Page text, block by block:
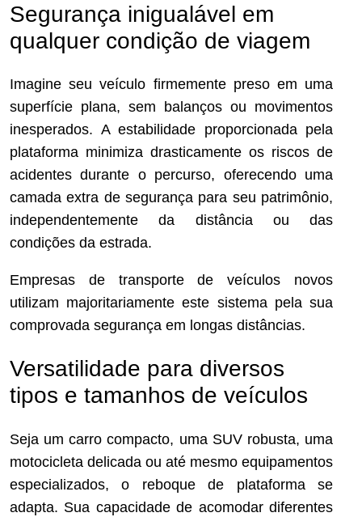
Segurança inigualável em
qualquer condição de viagem
Imagine seu veículo firmemente preso em uma
superfície plana, sem balanços ou movimentos
inesperados. A estabilidade proporcionada pela
plataforma minimiza drasticamente os riscos de
acidentes durante o percurso, oferecendo uma
camada extra de segurança para seu patrimônio,
independentemente da distância ou das
condições da estrada.
Empresas de transporte de veículos novos
utilizam majoritariamente este sistema pela sua
comprovada segurança em longas distâncias.
Versatilidade para diversos
tipos e tamanhos de veículos
Seja um carro compacto, uma SUV robusta, uma
motocicleta delicada ou até mesmo equipamentos
especializados, o reboque de plataforma se
adapta. Sua capacidade de acomodar diferentes